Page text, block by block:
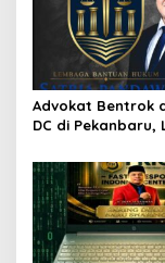
s
Advokat Bentrok
DC di Pekanbaru,
Dugaan